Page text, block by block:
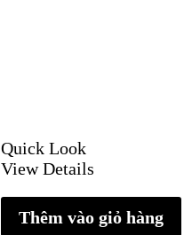
Quick Look
View Details
Thêm vào giỏ hàng